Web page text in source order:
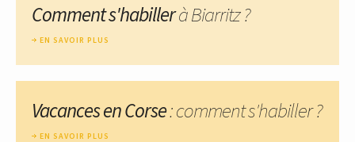
Comment s'habillerà Biarritz ?
EN SAVOIR PLUS
Vacances en Corse: comment s'habiller ?
EN SAVOIR PLUS